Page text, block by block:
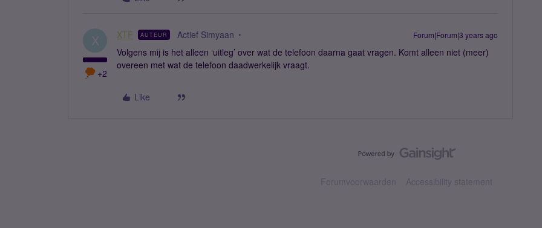
X
+2
XTF AUTEUR Actief Simyaan Forum|Forum|3 years ago
Volgens mij is het alleen ‘uitleg’ over wat de telefoon daarna gaat vragen. Komt alleen niet (meer)
overeen met wat de telefoon daadwerkelijk vraagt.
Like
Forumvoorwaarden Accessibility statement